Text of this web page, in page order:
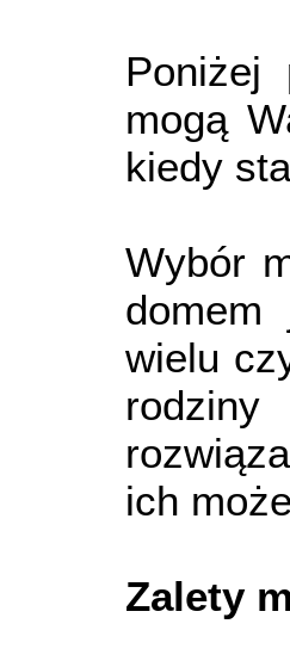
Poniżej
mogą
kiedy
Wybór
domem
wielu
ich
Zalety